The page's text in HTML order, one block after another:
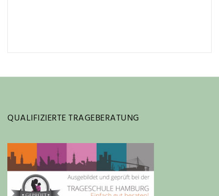
QUALIFIZIERTE TRAGEBERATUNG